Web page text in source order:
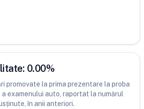
0.00%
promovate la prima prezentare la proba
examenului auto, raportat la numărul
în anii anteriori.